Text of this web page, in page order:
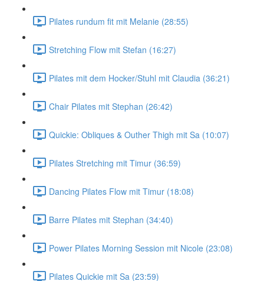
Pilates rundum fit mit Melanie (28:55)
Stretching Flow mit Stefan (16:27)
Pilates mit dem Hocker/Stuhl mit Claudia (36:21)
Chair Pilates mit Stephan (26:42)
Quickie: Obliques & Outher Thigh mit Sa (10:07)
Pilates Stretching mit Timur (36:59)
Dancing Pilates Flow mit Timur (18:08)
Barre Pilates mit Stephan (34:40)
Power Pilates Morning Session mit Nicole (23:08)
Pilates Quickie mit Sa (23:59)